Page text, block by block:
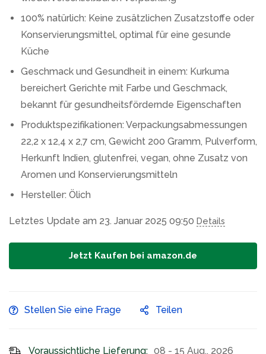
100% natürlich: Keine zusätzlichen Zusatzstoffe oder
Konservierungsmittel, optimal für eine gesunde
Küche
Geschmack und Gesundheit in einem: Kurkuma
bereichert Gerichte mit Farbe und Geschmack,
bekannt für gesundheitsfördernde Eigenschaften
Produktspezifikationen: Verpackungsabmessungen
22,2 x 12,4 x 2,7 cm, Gewicht 200 Gramm, Pulverform,
Herkunft Indien, glutenfrei, vegan, ohne Zusatz von
Aromen und Konservierungsmitteln
Hersteller: Ölich
Letztes Update am 23. Januar 2025 09:50 Details
Jetzt Kaufen bei amazon.de
Stellen Sie eine Frage Teilen
Voraussichtliche Lieferung: 08 - 15 Aug., 2026